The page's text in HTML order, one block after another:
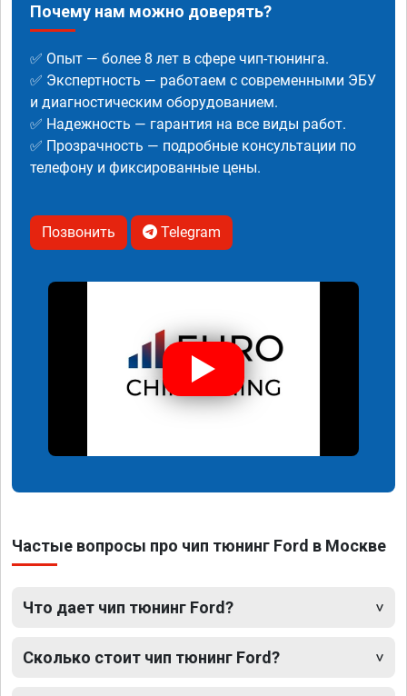
Почему нам можно доверять?
✅ Опыт — более 8 лет в сфере чип-тюнинга.
✅ Экспертность — работаем с современными ЭБУ
и диагностическим оборудованием.
✅ Надежность — гарантия на все виды работ.
✅ Прозрачность — подробные консультации по
телефону и фиксированные цены.
Позвонить Telegram
Частые вопросы про чип тюнинг Ford в Москве
Что дает чип тюнинг Ford?
Сколько стоит чип тюнинг Ford?